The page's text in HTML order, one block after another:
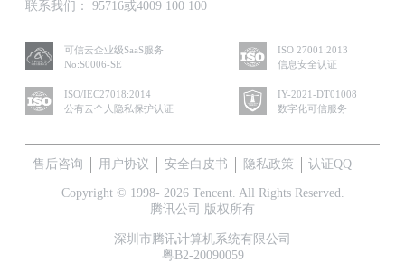
联系我们：95716或4009 100 100
可信云企业级SaaS服务
No:S0006-SE
ISO 27001:2013
信息安全认证
ISO/IEC27018:2014
公有云个人隐私保护认证
IY-2021-DT01008
数字化可信服务
售后咨询 用户协议 安全白皮书 隐私政策 认证QQ
Copyright © 1998- 2026 Tencent. All Rights Reserved.
腾讯公司 版权所有
深圳市腾讯计算机系统有限公司
粤B2-20090059